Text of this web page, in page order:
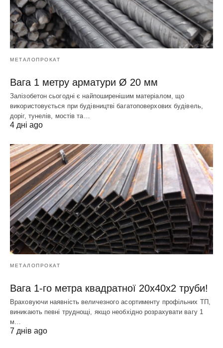
МЕТАЛОПРОКАТ
Вага 1 метру арматури Ø 20 мм
Залізобетон сьогодні є найпоширенішим матеріалом, що
використовується при будівництві багатоповерхових будівель,
доріг, тунелів, мостів та…
4 дні ago
МЕТАЛОПРОКАТ
Вага 1-го метра квадратної 20х40х2 труби!
Враховуючи наявність величезного асортименту профільних ТП,
виникають певні труднощі, якщо необхідно розрахувати вагу 1
м…
7 днів ago